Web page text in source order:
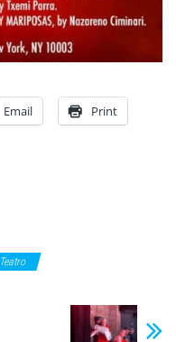
Email Print
Teatro